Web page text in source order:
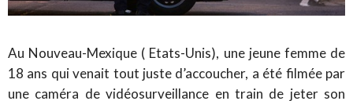
Au Nouveau-Mexique ( Etats-Unis), une jeune femme de
18 ans qui venait tout juste d’accoucher, a été filmée par
une caméra de vidéosurveillance en train de jeter son